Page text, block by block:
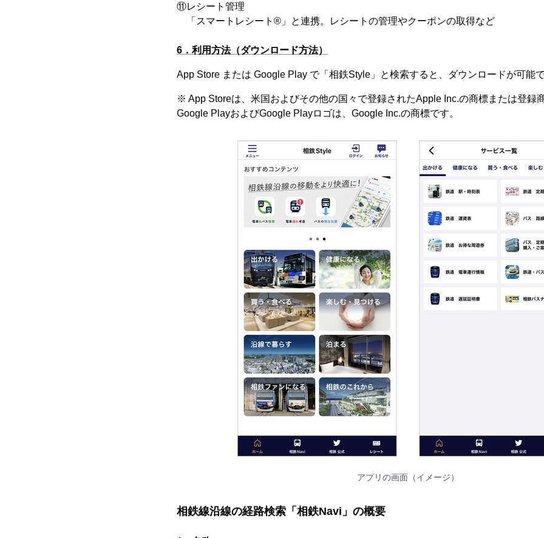
⑪レシート管理
「スマートレシート®」と連携。レシートの管理やクーポンの取得など
6．利用方法（ダウンロード方法）
App Store または Google Play で「相鉄Style」と検索すると、ダウンロードが可能
※ App Storeは、米国およびその他の国々で登録されたApple Inc.の商標または登録
Google PlayおよびGoogle Playロゴは、Google Inc.の商標です。
アプリの画面（イメージ）
相鉄線沿線の経路検索「相鉄Navi」の概要